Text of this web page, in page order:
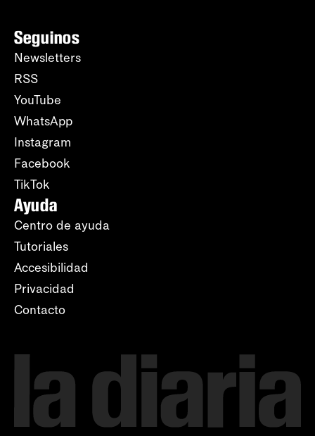
Seguinos
Newsletters
RSS
YouTube
WhatsApp
Instagram
Facebook
TikTok
Ayuda
Centro de ayuda
Tutoriales
Accesibilidad
Privacidad
Contacto